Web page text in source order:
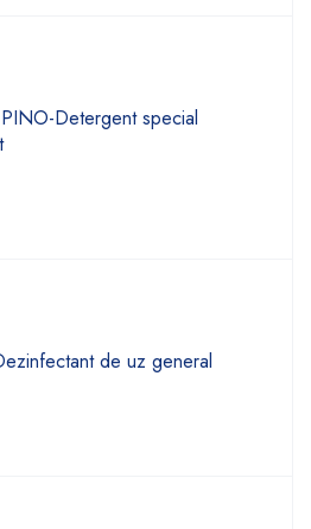
Detergent special
de uz general